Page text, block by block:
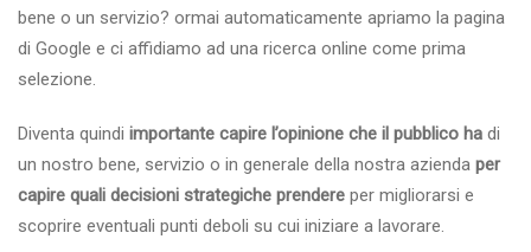
bene o un servizio? ormai automaticamente apriamo la pagina
di Google e ci affidiamo ad una ricerca online come prima
selezione.
Diventa quindi importante capire l’opinione che il pubblico ha di
un nostro bene, servizio o in generale della nostra azienda per
capire quali decisioni strategiche prendere per migliorarsi e
scoprire eventuali punti deboli su cui iniziare a lavorare.